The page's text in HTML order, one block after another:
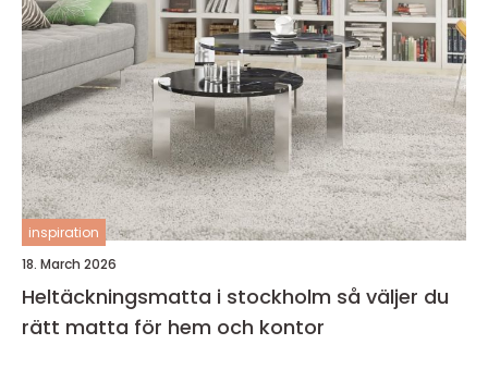
inspiration
18. March 2026
Heltäckningsmatta i stockholm så väljer du
rätt matta för hem och kontor